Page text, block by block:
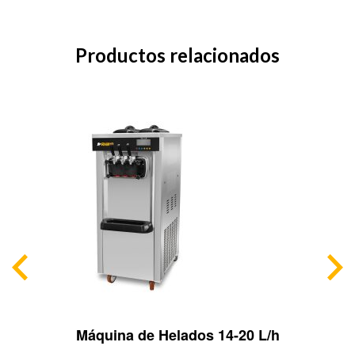
Productos relacionados
Máquina de Helados 14-20 L/h